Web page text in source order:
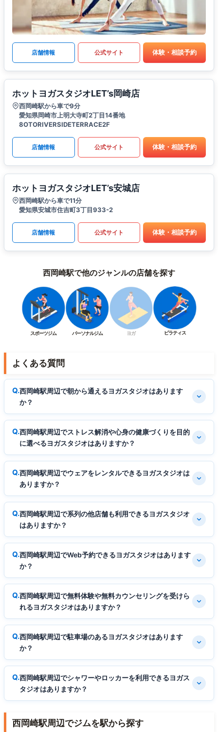
店舗情報 公式サイト 体験・相談予約
ホットヨガスタジオLET’s岡崎店
西岡崎駅から車で9分
愛知県岡崎市上明大寺町2丁目14番地
8OTORIVERSIDETERRACE2F
店舗情報 公式サイト 体験・相談予約
ホットヨガスタジオLET’s安城店
西岡崎駅から車で11分
愛知県安城市住吉町3丁目933-2
店舗情報 公式サイト 体験・相談予約
西岡崎駅で他のジャンルの店舗を探す
スポーツジム パーソナルジム ヨガ ピラティス
よくある質問
西岡崎駅周辺で朝から通えるヨガスタジオはあります
か？
西岡崎駅周辺でストレス解消や心身の健康づくりを目的
に選べるヨガスタジオはありますか？
西岡崎駅周辺でウェアをレンタルできるヨガスタジオは
ありますか？
西岡崎駅周辺で系列の他店舗も利用できるヨガスタジオ
はありますか？
西岡崎駅周辺でWeb予約できるヨガスタジオはあります
か？
西岡崎駅周辺で無料体験や無料カウンセリングを受けら
れるヨガスタジオはありますか？
西岡崎駅周辺で駐車場のあるヨガスタジオはあります
か？
西岡崎駅周辺でシャワーやロッカーを利用できるヨガス
タジオはありますか？
西岡崎駅周辺でジムを駅から探す